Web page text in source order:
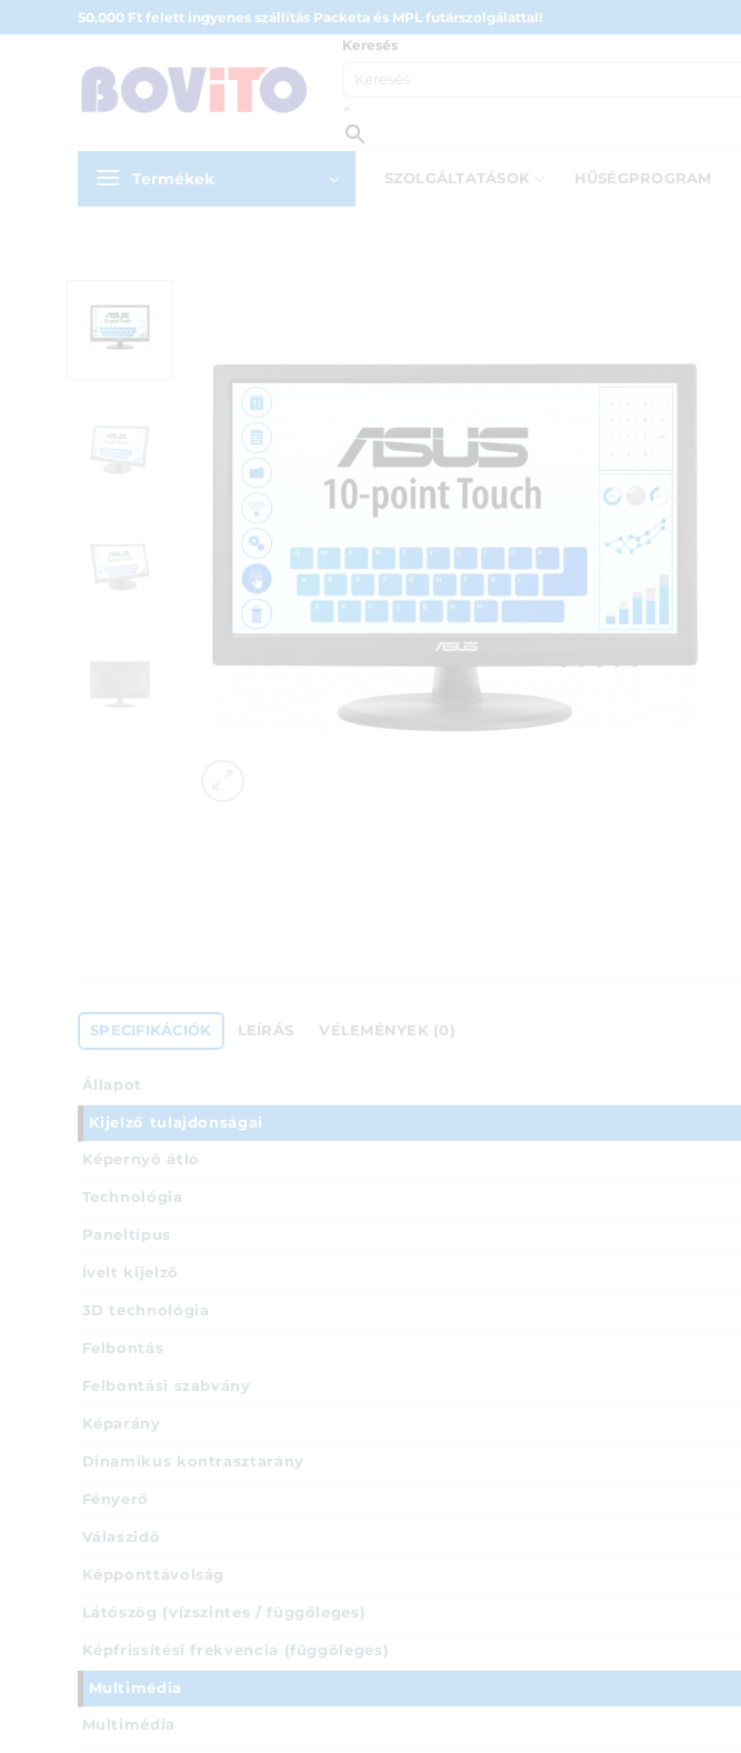
to
50.000 Ft felett ingyenes szállítás Packeta és MPL futárszolgálattal!
Keresés
×
Termékek SZOLGÁLTATÁSOK HŰSÉGPROGRAM
SPECIFIKÁCIÓK LEÍRÁS VÉLEMÉNYEK (0)
Állapot
Kijelző tulajdonságai
Képernyő átló
Technológia
Paneltípus
Ívelt kijelző
3D technológia
Felbontás
Felbontási szabvány
Képarány
Dinamikus kontrasztarány
Fényerő
Válaszidő
Képponttávolság
Látószög (vízszintes / függőleges)
Képfrissítési frekvencia (függőleges)
Multimédia
Multimédia